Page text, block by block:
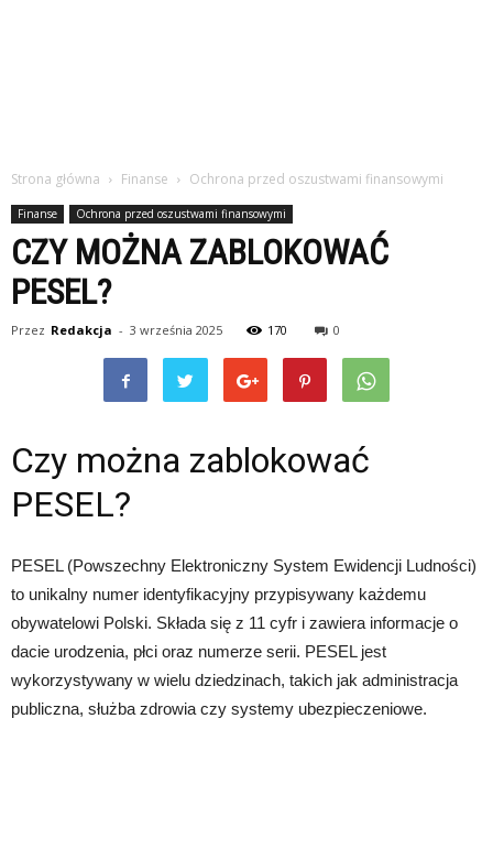
Strona główna Finanse Ochrona przed oszustwami finansowymi
Finanse Ochrona przed oszustwami finansowymi
CZY MOŻNA ZABLOKOWAĆ
PESEL?
Przez Redakcja - 3 września 2025 170 0
Czy można zablokować
PESEL?
PESEL (Powszechny Elektroniczny System Ewidencji Ludności)
to unikalny numer identyfikacyjny przypisywany każdemu
obywatelowi Polski. Składa się z 11 cyfr i zawiera informacje o
dacie urodzenia, płci oraz numerze serii. PESEL jest
wykorzystywany w wielu dziedzinach, takich jak administracja
publiczna, służba zdrowia czy systemy ubezpieczeniowe.